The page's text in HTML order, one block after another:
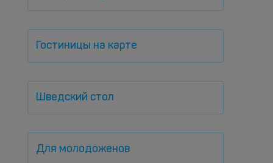
Гостиницы на карте
Шведский стол
Для молодоженов